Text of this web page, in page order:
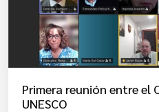
Primera reunión entre el
UNESCO